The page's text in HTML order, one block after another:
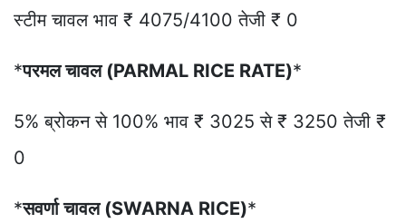
स्टीम चावल भाव ₹ 4075/4100 तेजी ₹ 0
*परमल चावल (PARMAL RICE RATE)*
5% ब्रोकन से 100% भाव ₹ 3025 से ₹ 3250 तेजी ₹
0
*सवर्णा चावल (SWARNA RICE)*